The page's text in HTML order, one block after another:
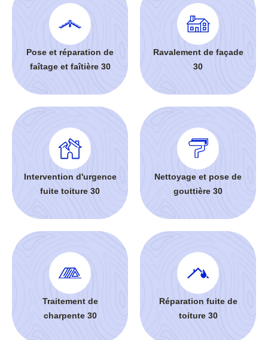
Pose et réparation de
faîtage et faîtière 30
Ravalement de façade
30
Intervention d'urgence
fuite toiture 30
Nettoyage et pose de
gouttière 30
Traitement de
charpente 30
Réparation fuite de
toiture 30